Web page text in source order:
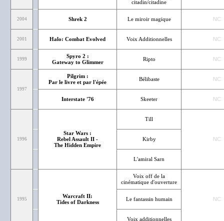
citadin/citadine
2004 Shrek 2 Le miroir magique NC
2001 Halo: Combat Evolved Voix Additionnelles NC
1999
Spyro 2 :
Gateway to Glimmer
Ripto NC
1997
Pilgrim :
Par le livre et par l'épée
Bélibaste NC
Interstate '76 Skeeter NC
1996
Star Wars :
Rebel Assault II -
The Hidden Empire
Till
NC
Kirby
L'amiral Sarn
1995
Warcraft II:
Tides of Darkness
Voix off de la
cinématique d'ouverture
NC
Le fantassin humain
Voix additionnelles